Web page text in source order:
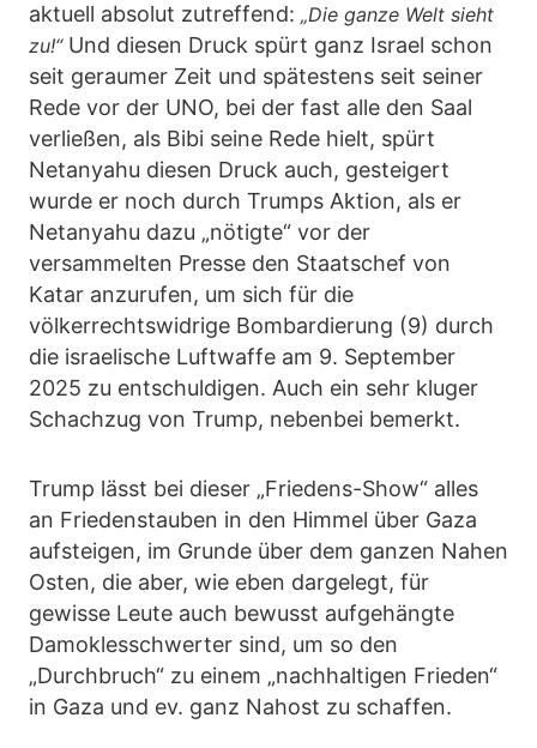
aktuell absolut zutreffend: „Die ganze Welt sieht
zu!“ Und diesen Druck spürt ganz Israel schon
seit geraumer Zeit und spätestens seit seiner
Rede vor der UNO, bei der fast alle den Saal
verließen, als Bibi seine Rede hielt, spürt
Netanyahu diesen Druck auch, gesteigert
wurde er noch durch Trumps Aktion, als er
Netanyahu dazu „nötigte“ vor der
versammelten Presse den Staatschef von
Katar anzurufen, um sich für die
völkerrechtswidrige Bombardierung (9) durch
die israelische Luftwaffe am 9. September
2025 zu entschuldigen. Auch ein sehr kluger
Schachzug von Trump, nebenbei bemerkt.
Trump lässt bei dieser „Friedens-Show“ alles
an Friedenstauben in den Himmel über Gaza
aufsteigen, im Grunde über dem ganzen Nahen
Osten, die aber, wie eben dargelegt, für
gewisse Leute auch bewusst aufgehängte
Damoklesschwerter sind, um so den
„Durchbruch“ zu einem „nachhaltigen Frieden“
in Gaza und ev. ganz Nahost zu schaffen.